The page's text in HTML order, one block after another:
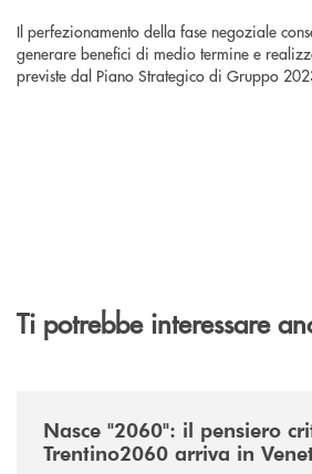
Il perfezionamento della fase negoziale
generare benefici di medio termine e
previste dal Piano Strategico di Gruppo
Ti potrebbe interessare
Nasce "2060": il pensiero
Trentino2060 arriva in